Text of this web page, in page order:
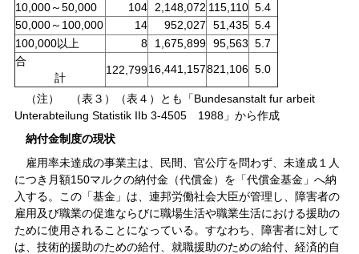
10,000～50,000
104 2,148,072 115,110 5.4
50,000～100,000
14 952,027 51,435 5.4
100,000以上
8 1,675,899 95,563 5.7
合
計
122,79916,441,157821,106 5.0
（注） （表３）（表４）とも「Bundesanstalt fur arbeit
Unterabteilung Statistik IIb 3-4505 1988」から作成
納付金制度の現状
雇用率未達成の事業主は、民間、官公庁を問わず、未達成１人
につき月額150マルクの納付金（代償金）を「代償金基金」へ納
入する。この「基金」は、連邦労働社会大臣が管理し、障害者の
雇用及び職業の促進ならびに職場生活や職業生活における援助の
ために使用されることになっている。すなわち、障害者に対して
は、技術的援助のための給付、就職援助のための給付、経済的自